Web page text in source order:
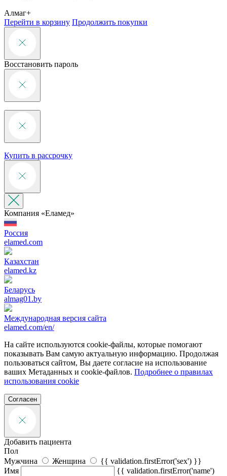
Алмаг+
Перейти в корзину Продолжить покупки
Восстановить пароль
Купить в рассрочку
Компания «‎Еламед»
Россия
elamed.com
Казахстан
elamed.kz
Беларусь
almag01.by
Международная версия сайта
elamed.com/en/
На сайте используются cookie-файлы, которые помогают
показывать Вам самую актуальную информацию. Продолжая
пользоваться сайтом, Вы даете согласие на использование
ваших Метаданных и cookie-файлов. Подробнее о правилах
использования cookie
Согласен
Добавить пациента
Пол
Мужчина
Женщина
{{ validation.firstError('sex') }}
Имя
{{ validation.firstError('name')